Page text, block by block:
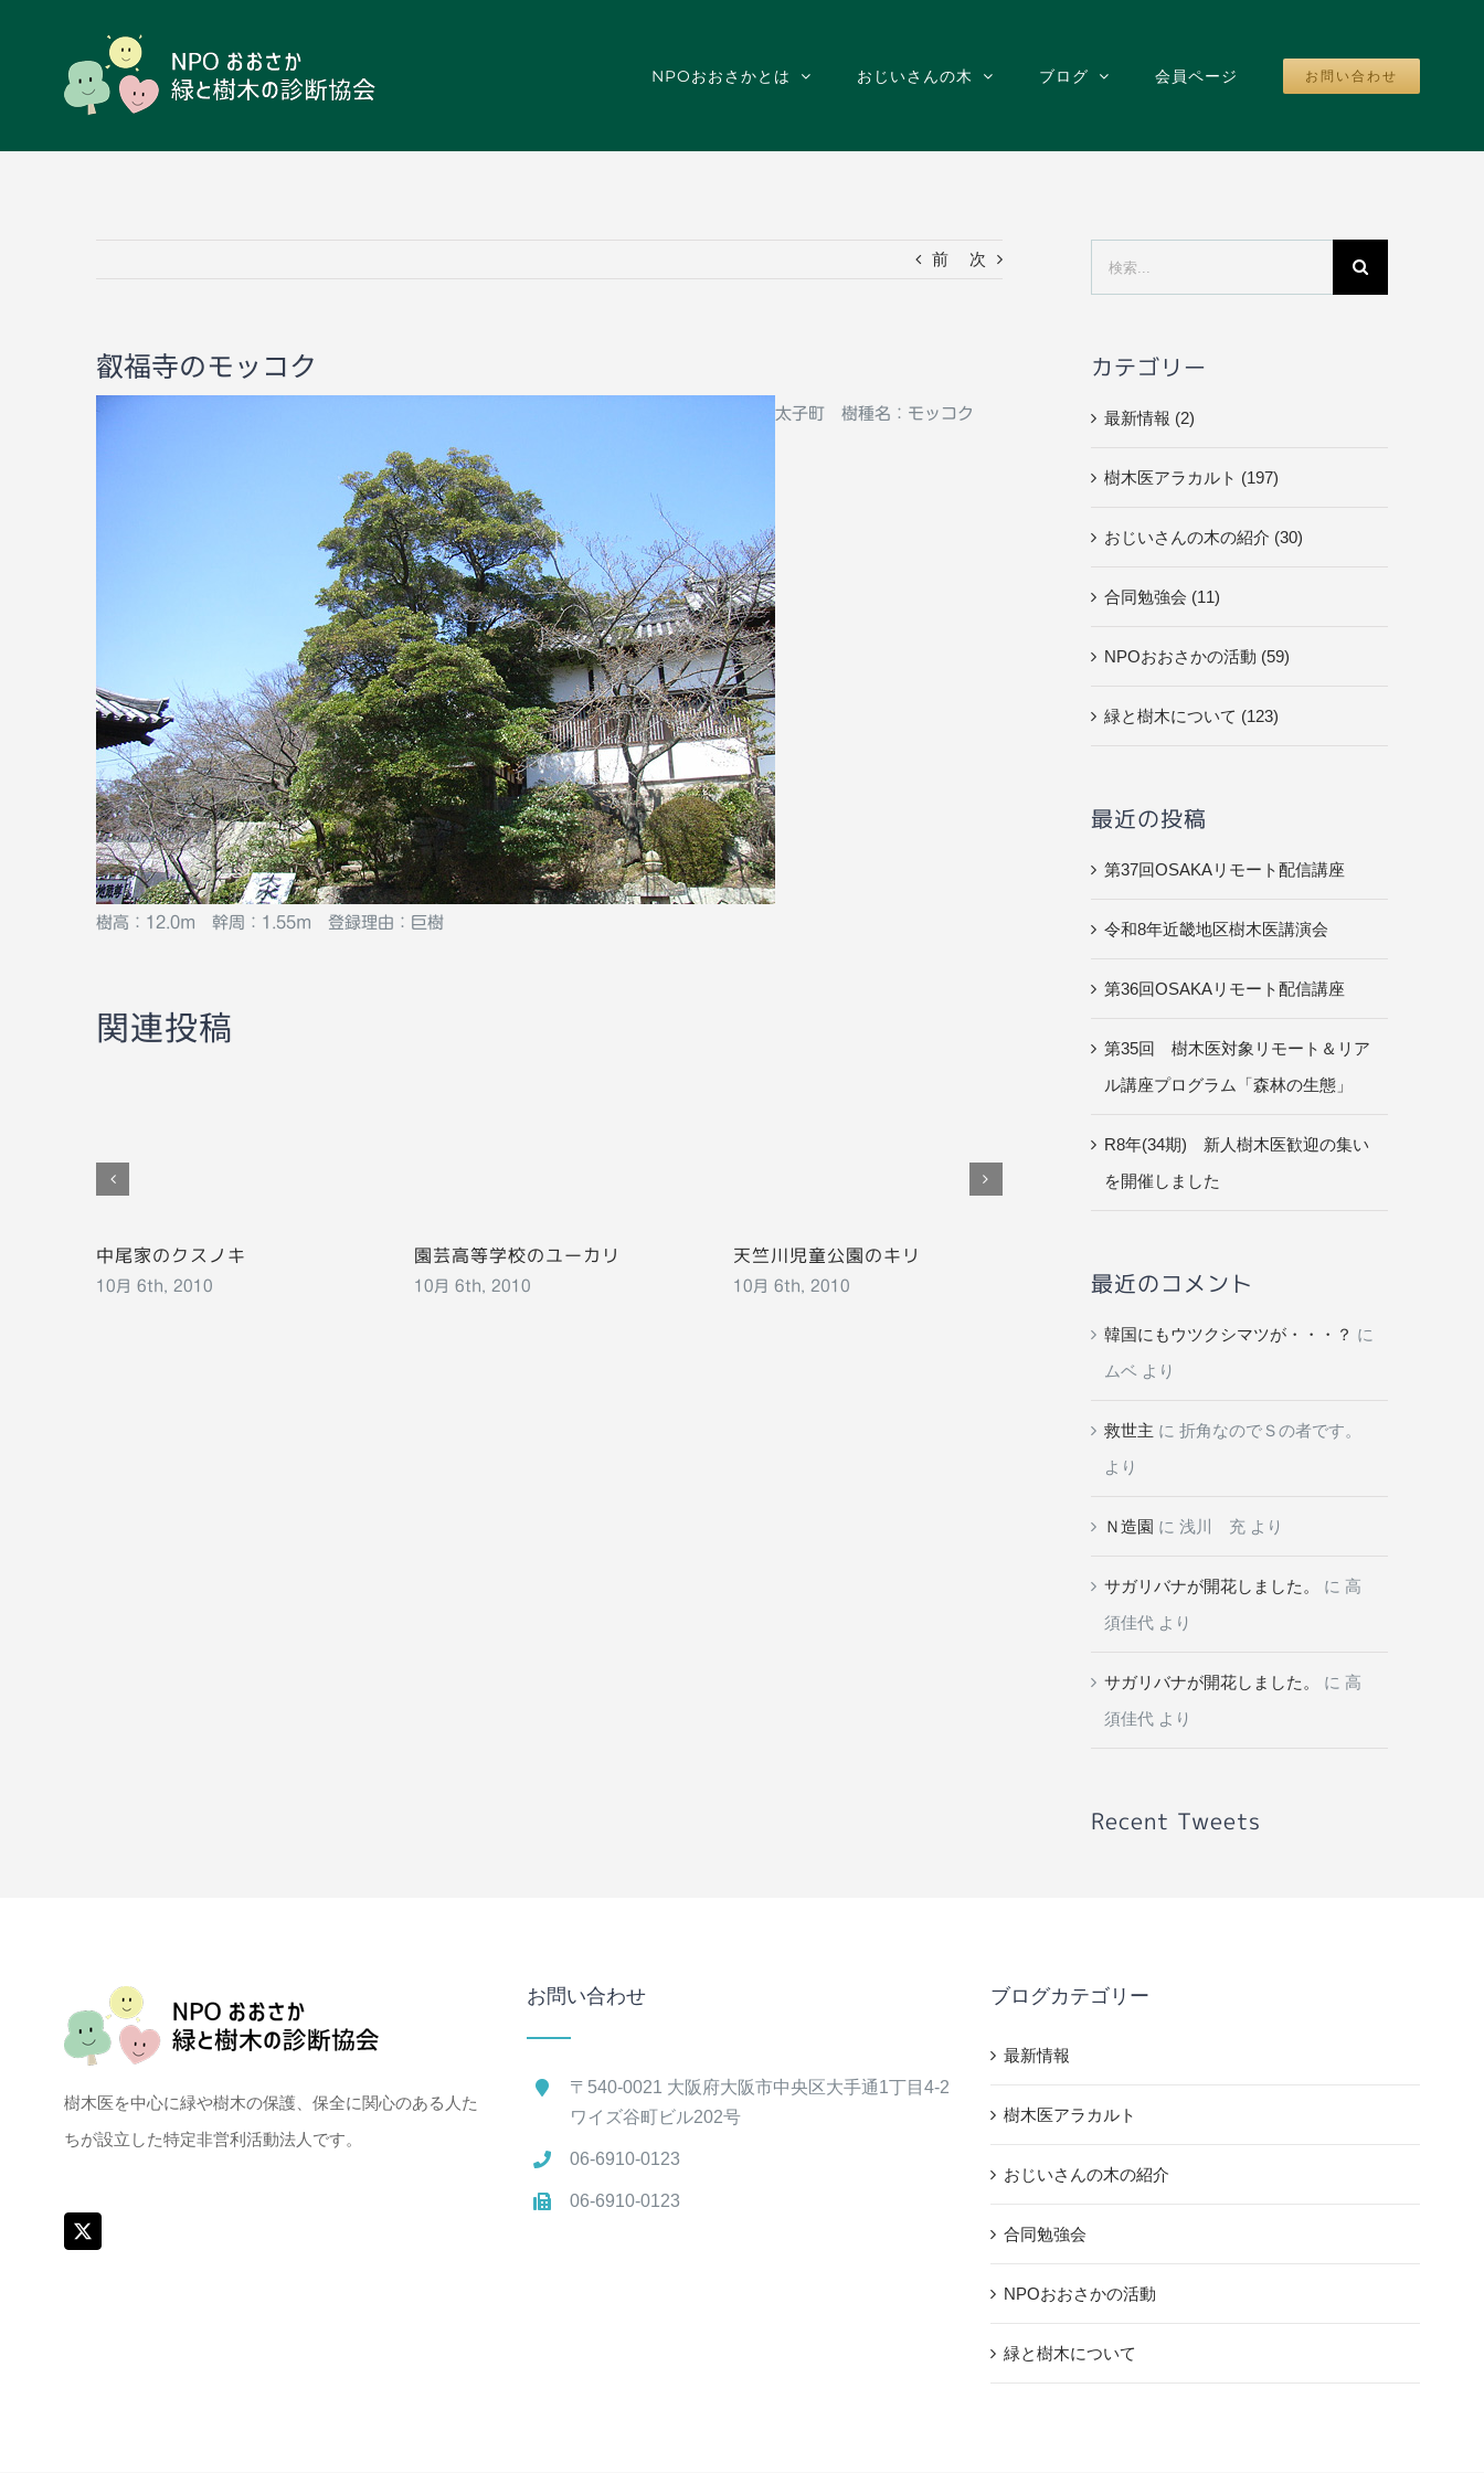
NPOおおさかとは おじいさんの木 ブログ 会員ページ お問い合わせ
前 次
叡福寺のモッコク
太子町 樹種名：モッコク
樹高：12.0m 幹周：1.55m 登録理由：巨樹
関連投稿
中尾家のクスノキ
10月 6th, 2010
園芸高等学校のユーカリ
10月 6th, 2010
天竺川児童公園のキリ
10月 6th, 2010
索
カテゴリー
最新情報 (2)
樹木医アラカルト (197)
おじいさんの木の紹介 (30)
合同勉強会 (11)
NPOおおさかの活動 (59)
緑と樹木について (123)
最近の投稿
第37回OSAKAリモート配信講座
令和8年近畿地区樹木医講演会
第36回OSAKAリモート配信講座
第35回 樹木医対象リモート＆リア
ル講座プログラム「森林の生態」
R8年(34期) 新人樹木医歓迎の集い
を開催しました
最近のコメント
韓国にもウツクシマツが・・・？ に
ムベ より
救世主 に 折角なのでＳの者です。
より
Ｎ造園 に 浅川 充より
サガリバナが開花しました。 に 高
須佳代より
サガリバナが開花しました。 に 高
須佳代より
Recent Tweets
樹木医を中心に緑や樹木の保護、保全に関心のある人た
ちが設立した特定非営利活動法人です。
お問い合わせ
〒540-0021 大阪府大阪市中央区大手通1丁目4-2
ワイズ谷町ビル202号
06-6910-0123
06-6910-0123
ブログカテゴリー
最新情報
樹木医アラカルト
おじいさんの木の紹介
合同勉強会
NPOおおさかの活動
緑と樹木について